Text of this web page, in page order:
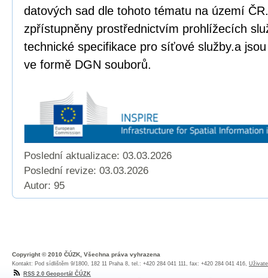
datových sad dle tohoto tématu na území
zpřístupněny prostřednictvím prohlížecích
technické specifikace pro síťové služby.a
ve formě DGN souborů.
Poslední aktualizace: 03.03.2026
Poslední revize: 03.03.2026
Autor: 95
Copyright © 2010 ČÚZK, Všechna práva vyhrazena
Kontakt: Pod sídlištěm 9/1800, 182 11 Praha 8, tel.: +420 284 041 111, fax: +420 284 041 416,
RSS 2.0 Geoportál ČÚZK